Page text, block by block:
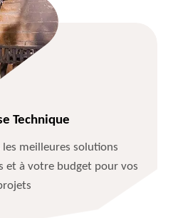
Technique
meilleures solutions
et à votre budget pour vos